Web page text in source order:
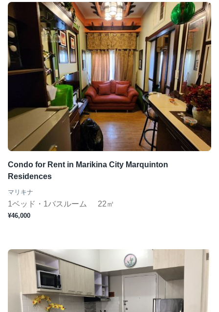
Condo for Rent in Marikina City Marquinton
Residences
マリキナ
1ベッド・1バスルーム 22㎡
¥46,000